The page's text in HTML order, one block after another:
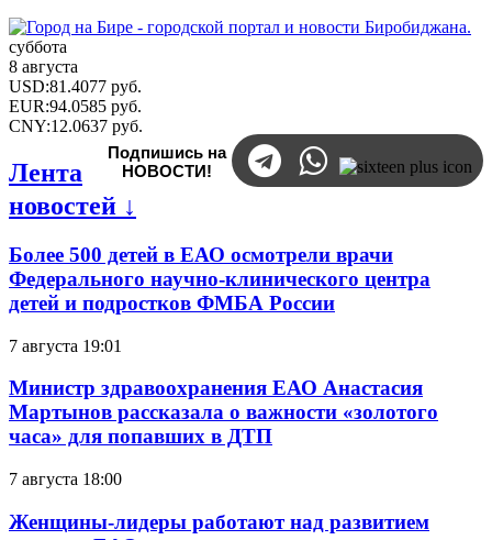
суббота
8 августа
USD:81.4077 руб.
EUR:94.0585 руб.
CNY:12.0637 руб.
Подпишись на
НОВОСТИ!
Лента
новостей ↓
Более 500 детей в ЕАО осмотрели врачи
Федерального научно-клинического центра
детей и подростков ФМБА России
7 августа 19:01
Министр здравоохранения ЕАО Анастасия
Мартынов рассказала о важности «золотого
часа» для попавших в ДТП
7 августа 18:00
Женщины-лидеры работают над развитием